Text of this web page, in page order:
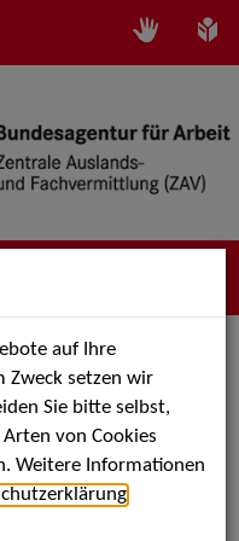
als PDF speichern
auf Ihre
Zweck setzen wir
Sie bitte selbst,
Arten von Cookies
Weitere Informationen